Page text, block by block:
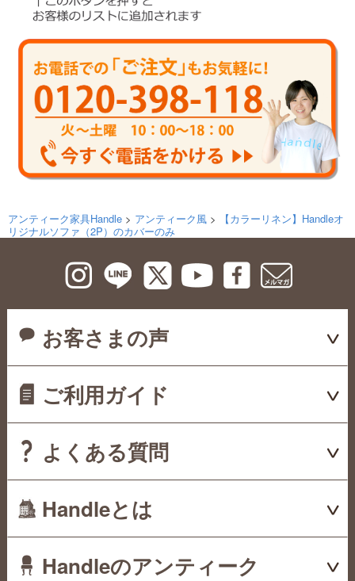
アンティーク家具Handle > アンティーク風 >
【カラーリネン】Handleオ
リジナルソファ（2P）のカバーのみ
お客さまの声
ご利用ガイド
よくある質問
Handleとは
Handleのアンティーク